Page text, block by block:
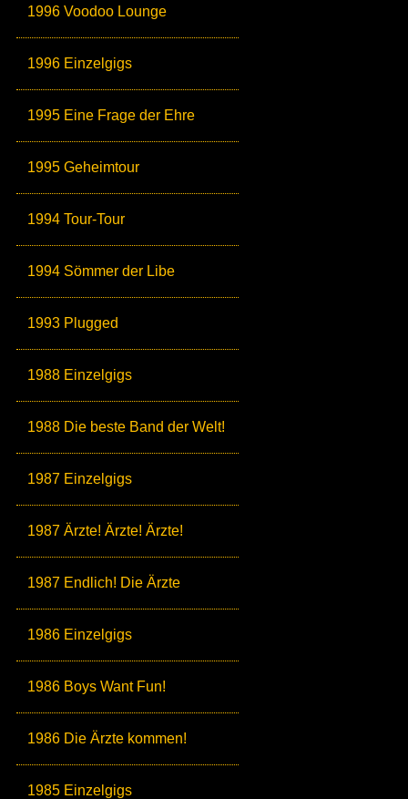
1996 Voodoo Lounge
1996 Einzelgigs
1995 Eine Frage der Ehre
1995 Geheimtour
1994 Tour-Tour
1994 Sömmer der Libe
1993 Plugged
1988 Einzelgigs
1988 Die beste Band der Welt!
1987 Einzelgigs
1987 Ärzte! Ärzte! Ärzte!
1987 Endlich! Die Ärzte
1986 Einzelgigs
1986 Boys Want Fun!
1986 Die Ärzte kommen!
1985 Einzelgigs